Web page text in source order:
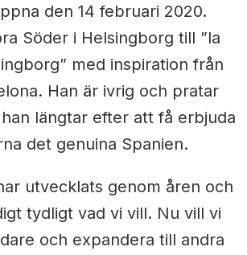
den 14 februari 2020.
Söder i Helsingborg till ”la
med inspiration från
Han är ivrig och pratar
längtar efter att få erbjuda
det genuina Spanien.
utvecklats genom åren och
tydligt vad vi vill. Nu vill vi
och expandera till andra